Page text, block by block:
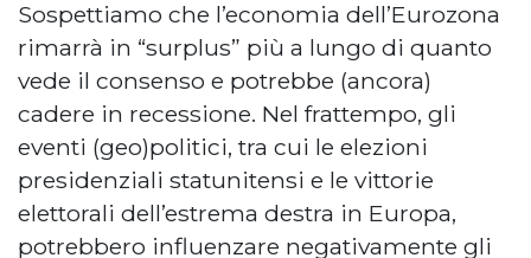
Sospettiamo che l’economia dell’Eurozona
rimarrà in “surplus” più a lungo di quanto
vede il consenso e potrebbe (ancora)
cadere in recessione. Nel frattempo, gli
eventi (geo)politici, tra cui le elezioni
presidenziali statunitensi e le vittorie
elettorali dell’estrema destra in Europa,
potrebbero influenzare negativamente gli